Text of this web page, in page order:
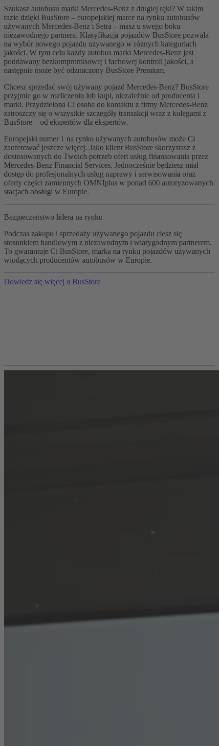
Szukasz autobusu marki Mercedes-Benz z drugiej ręki? W takim
razie dzięki BusStore – europejskiej marce na rynku autobusów
używanych Mercedes-Benz i Setra – masz u swego boku
niezawodnego partnera. Klasyfikacja pojazdów BusStore pozwala
na wybór nowego pojazdu używanego w różnych kategoriach
jakości. W tym celu każdy autobus marki Mercedes-Benz jest
poddawany bezkompromisowej i fachowej kontroli jakości, a
następnie może być odznaczony BusStore Premium.
Chcesz sprzedać swój używany pojazd Mercedes-Benz? BusStore
przyjmie go w rozliczeniu lub kupi, niezależnie od producenta i
marki. Przydzielona Ci osoba do kontaktu z firmy Mercedes-Benz
zatroszczy się o wszystkie szczegóły transakcji wraz z kolegami z
BusStore – od ekspertów dla ekspertów.
Europejski numer 1 na rynku używanych autobusów może Ci
zaoferować jeszcze więcej. Jako klient BusStore skorzystasz z
dostosowanych do Twoich potrzeb ofert usług finansowania przez
Mercedes-Benz Financial Services. Jednocześnie będziesz miał
dostęp do profesjonalnych usług naprawy i serwisowania oraz
oferty części zamiennych OMNIplus w ponad 600 autoryzowanych
stacjach obsługi w Europie.
Bezpieczeństwo lidera na rynku
Podczas zakupu i sprzedaży używanego pojazdu ciesz się
stosunkiem handlowym z niezawodnym i wiarygodnym partnerem.
To gwarantuje Ci BusStore, marka na rynku pojazdów używanych
wiodących producentów autobusów w Europie.
Dowiedz się więcej o BusStore